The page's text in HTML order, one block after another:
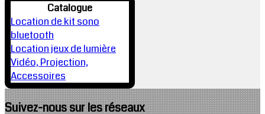
Catalogue
Location de kit sono
bluetooth
Location jeux de lumière
Vidéo, Projection,
Accessoires
Suivez-nous sur les réseaux